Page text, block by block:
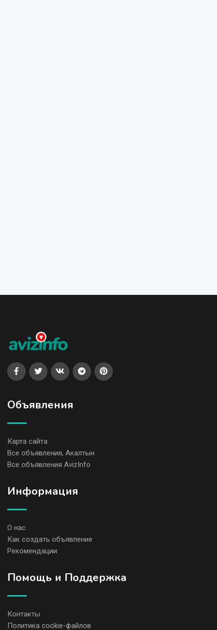
Объявления
Карта сайта
Все объявления, Акалтын
Все объявления AvizInfo
Информация
О нас
Как создать объявление
Рекомендации
Помощь и Поддержка
Контакты
Политика cookie-файлов